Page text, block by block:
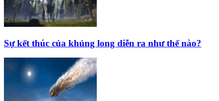
Sự kết thúc của khủng long diễn ra như thế nào?